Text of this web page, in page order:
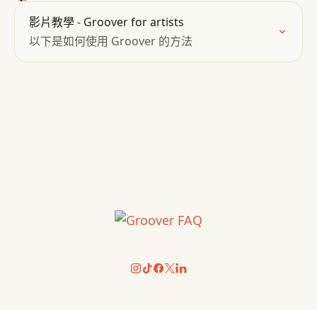
影片教學 - Groover for artists
以下是如何使用 Groover 的方法